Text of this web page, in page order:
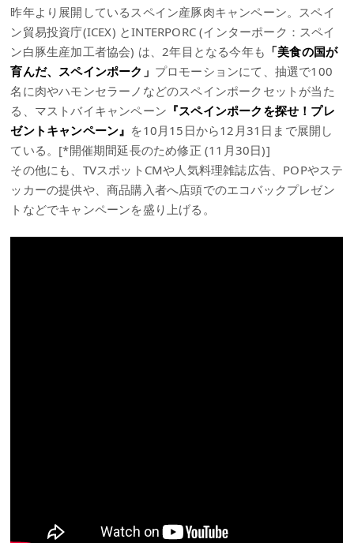
昨年より展開しているスペイン産豚肉キャンペーン。スペイ
ン貿易投資庁(ICEX) とINTERPORC (インターポーク：スペイ
ン白豚生産加工者協会) は、2年目となる今年も 「美食の国が
育んだ、スペインポーク」 プロモーションにて、抽選で100
名に肉やハモンセラーノなどのスペインポークセットが当た
る、マストバイキャンペーン 『スペインポークを探せ！プレ
ゼントキャンペーン』 を10月15日から12月31日まで展開し
ている。[*開催期間延長のため修正 (11月30日)]
その他にも、TVスポットCMや人気料理雑誌広告、POPやステ
ッカーの提供や、商品購入者へ店頭でのエコバックプレゼン
トなどでキャンペーンを盛り上げる。